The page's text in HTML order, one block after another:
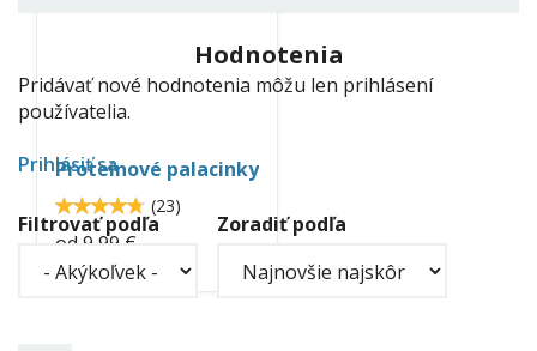
proteinove-
palacinky-
neo-
nutrition.jpg
Proteínové palacinky
4.739134.7
(23)
od 9,99 €
Hodnotenia
Pridávať nové hodnotenia môžu len prihlásení
používatelia.
Prihlásiť sa
Filtrovať podľa Zoradiť podľa